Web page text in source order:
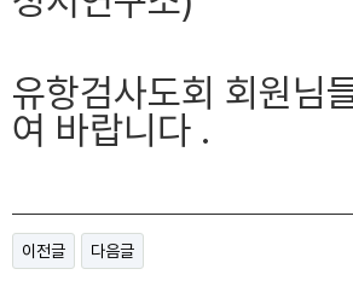
유항검사도회 회원님
여 바랍니다 .
이전글 다음글